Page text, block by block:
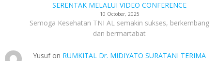
SERENTAK MELALUI VIDEO CONFERENCE
10 October, 2025
Semoga Kesehatan TNI AL semakin sukses, berkembang
dan bermartabat
Yusufon RUMKITAL Dr. MIDIYATO SURATANI TERIMA